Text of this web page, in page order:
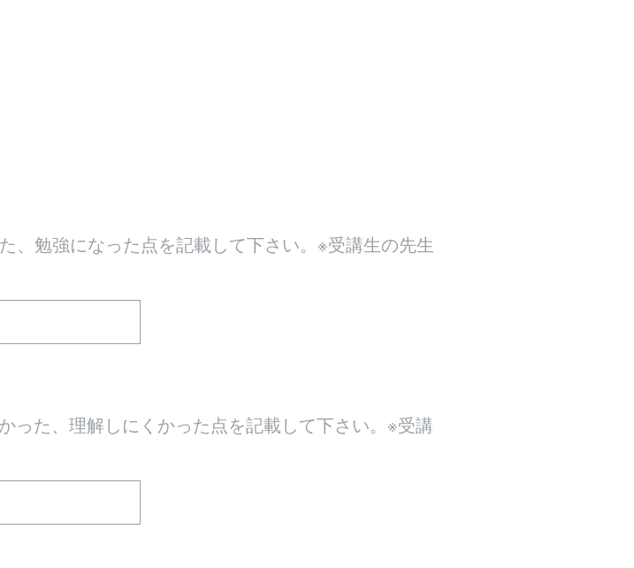
、勉強になった点を記載して下さい。※受講生の先生
った、理解しにくかった点を記載して下さい。※受講